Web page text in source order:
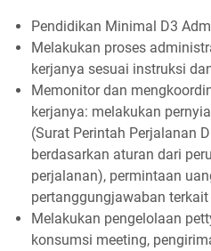
Pendidikan Minimal D3
Melakukan proses
kerjanya sesuai instruksi
Memonitor dan
kerjanya: melakukan
(Surat Perintah Perjalanan
berdasarkan aturan dari
perjalanan), permintaan
pertanggungjawaban terkait
Melakukan pengelolaan
konsumsi meeting,